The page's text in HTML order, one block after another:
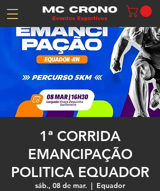
1ª CORRIDA
EMANCIPAÇÃO
POLITICA EQUADOR
sáb., 08 de mar.
  |
Equador